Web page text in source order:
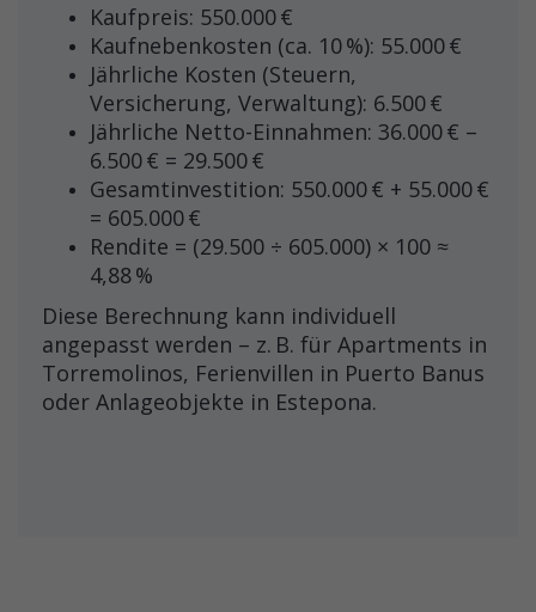
Kaufpreis: 550.000 €
Kaufnebenkosten (ca. 10 %): 55.000 €
Jährliche Kosten (Steuern,
Versicherung, Verwaltung): 6.500 €
Jährliche Netto-Einnahmen: 36.000 € –
6.500 € = 29.500 €
Gesamtinvestition: 550.000 € + 55.000 €
= 605.000 €
Rendite = (29.500 ÷ 605.000) × 100 ≈
4,88 %
Diese Berechnung kann individuell
angepasst werden – z. B. für Apartments in
Torremolinos, Ferienvillen in Puerto Banus
oder Anlageobjekte in Estepona.